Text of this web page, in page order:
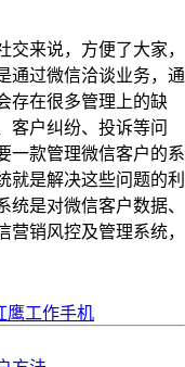
来说，方便了大家，
通过微信洽谈业务，通
存在很多管理上的缺
客户纠纷、投诉等问
一款管理微信客户的系
就是解决这些问题的利
是对微信客户数据、
销风控及管理系统，
鹰工作手机